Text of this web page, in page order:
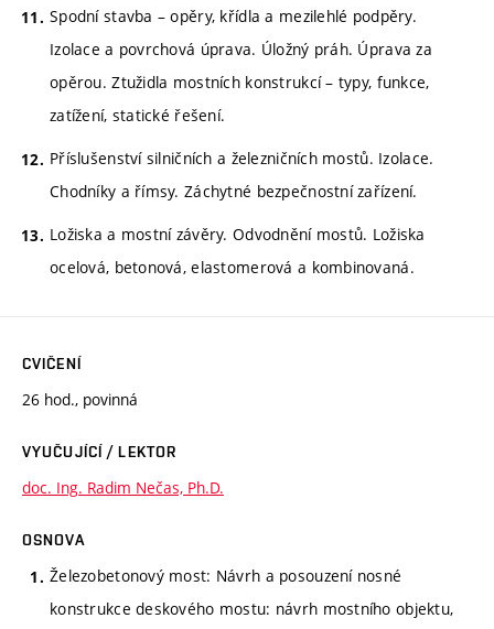
Spodní stavba – opěry, křídla a mezilehlé podpěry.
Izolace a povrchová úprava. Úložný práh. Úprava za
opěrou. Ztužidla mostních konstrukcí – typy, funkce,
zatížení, statické řešení.
Příslušenství silničních a železničních mostů. Izolace.
Chodníky a římsy. Záchytné bezpečnostní zařízení.
Ložiska a mostní závěry. Odvodnění mostů. Ložiska
ocelová, betonová, elastomerová a kombinovaná.
CVIČENÍ
26 hod., povinná
VYUČUJÍCÍ / LEKTOR
doc. Ing. Radim Nečas, Ph.D.
OSNOVA
Železobetonový most: Návrh a posouzení nosné
konstrukce deskového mostu: návrh mostního objektu,